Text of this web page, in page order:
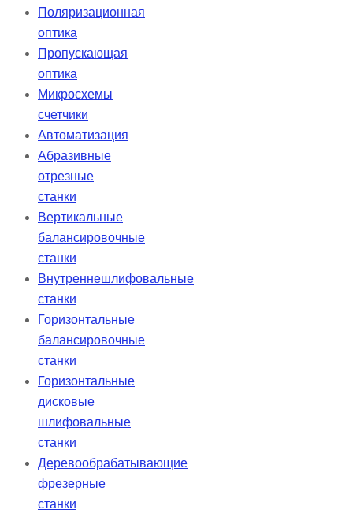
Поляризационная
оптика
Пропускающая
оптика
Микросхемы
счетчики
Автоматизация
Абразивные
отрезные
станки
Вертикальные
балансировочные
станки
Внутреннешлифовальные
станки
Горизонтальные
балансировочные
станки
Горизонтальные
дисковые
шлифовальные
станки
Деревообрабатывающие
фрезерные
станки